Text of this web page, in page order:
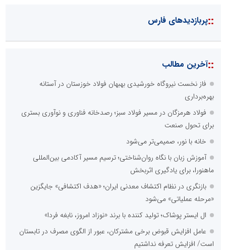
::پربازدیدهای فارس
::آخرین مطالب
فاز نخست نیروگاه خورشیدی بهبهان فولاد خوزستان در آستانه
بهره‌برداری
فولاد هرمزگان در مسیر فولاد سبز؛ رصدخانه فناوری و نوآوری بستری
برای تحول صنعت
خانه با نور، صمیمی‌تر می‌شود
آموزش زبان با نگاه روان‌شناختی؛ ترسیم مسیر آکادمی بین‌المللی
ماهنورا، برای یادگیری اثربخش
بازنگری در نظام اکتشاف معدنی ایران؛ «هدف اکتشافی» جایگزین
«مرحله عملیاتی» می‌شود
ال ایستر پوشاک؛ تولید کننده با برند «نوزاد امروز، نابغه فردا»
عامل افزایش قبوض برخی مشترکان، عبور از الگوی مصرف در تابستان
است/ افزایش تعرفه نداشتیم